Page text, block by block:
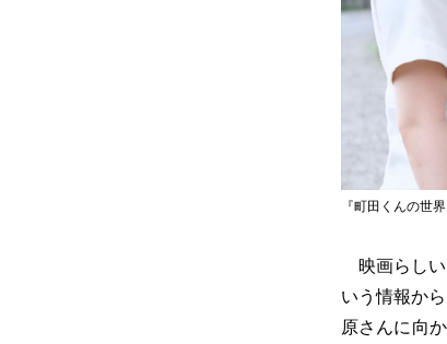
『町田くんの世
映画らしい
いう情報か
原さんに向